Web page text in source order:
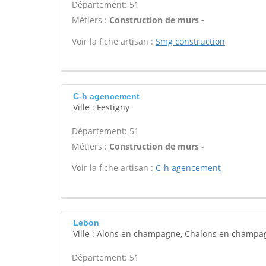
Département: 51
Métiers : Construction de murs -
Voir la fiche artisan : Smg construction
C-h agencement
Ville : Festigny
Département: 51
Métiers : Construction de murs -
Voir la fiche artisan : C-h agencement
Lebon
Ville : Alons en champagne, Chalons en
Département: 51